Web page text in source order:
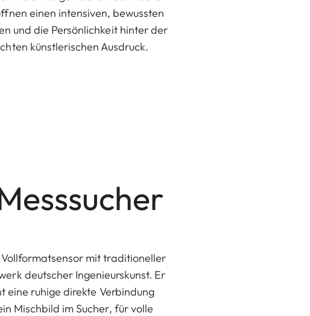
einen intensiven, bewussten
und die Persönlichkeit hinter der
künstlerischen Ausdruck.
mit traditioneller
deutscher Ingenieurskunst. Er
eine ruhige direkte Verbindung
Mischbild im Sucher, für volle